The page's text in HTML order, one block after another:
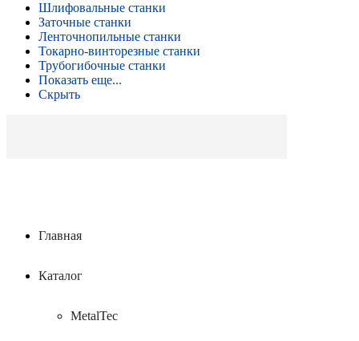
Шлифовальные станки
Заточные станки
Ленточнопильные станки
Токарно-винторезные станки
Трубогибочные станки
Показать еще...
Скрыть
Главная
Каталог
MetalTec